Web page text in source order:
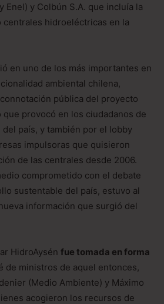
Enel) y Colbún S.A. que incluía la
hidroeléctricas en la
en uno de los más importantes en
ambiental chilena,
pública del proyecto
provocó en los ciudadanos de
país, y también por el lobby
impulsoras que quisieron
de las centrales desde 2006.
comprometido con el debate
sustentable del país, estuvo al
información que surgió del
HidroAysén fue tomada en forma
de ministros de aquel entonces,
(Medio Ambiente) y Máximo
acogieron los recursos de